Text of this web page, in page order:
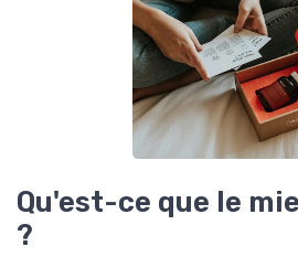
Qu'est-ce que le
?